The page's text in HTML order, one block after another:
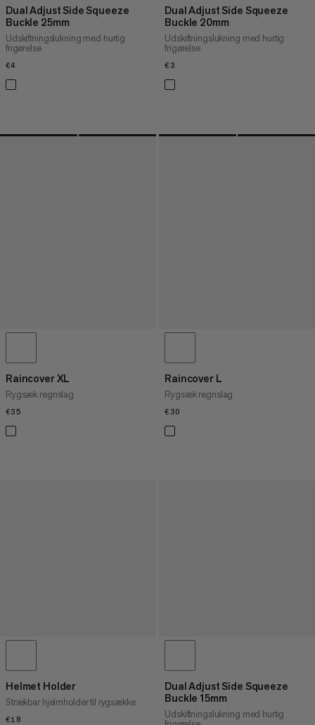
Dual Adjust Side Squeeze
Buckle 25mm
Udskiftningslukning med hurtig
frigørelse
€4
Dual Adjust Side Squeeze
Buckle 20mm
Udskiftningslukning med hurtig
frigørelse
€3
Raincover XL
Rygsæk regnslag
€35
Raincover L
Rygsæk regnslag
€30
Helmet Holder
Strækbar hjelmholder til rygsække
€18
Dual Adjust Side Squeeze
Buckle 15mm
Udskiftningslukning med hurtig